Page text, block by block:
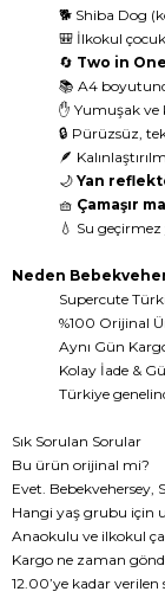
🐕 Shiba Dog
🎒 İlkokul
🔄 Two in One
📚 A4
✋ Yumuşak ve
🔒 Pürüzsüz,
🪶
🌙 Yan
🧺 Çamaşır
💧 Su
Neden
Supercute
%100 Orijinal
Aynı Gün
Kolay İade &
Türkiye
Sık Sorulan Sorular
Bu ürün orijinal mi?
Evet. Bebekvehersey,
Hangi yaş grubu için
Anaokulu ve ilkokul
Kargo ne zaman
12.00’ye kadar